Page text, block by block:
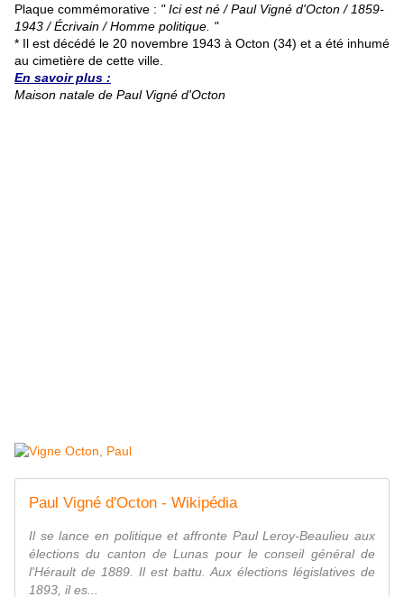
Plaque commémorative : " Ici est né / Paul Vigné d'Octon / 1859-
1943 / Écrivain / Homme politique. "
* Il est décédé le 20 novembre 1943 à Octon (34) et a été inhumé
au cimetière de cette ville.
En savoir plus :
Maison natale de Paul Vigné d'Octon
Paul Vigné d'Octon - Wikipédia
Il se lance en politique et affronte Paul Leroy-Beaulieu aux
élections du canton de Lunas pour le conseil général de
l'Hérault de 1889. Il est battu. Aux élections législatives de
1893, il es...